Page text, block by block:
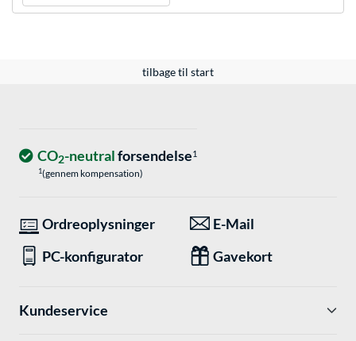
tilbage til start
CO2-neutralforsendelse1
1(gennem kompensation)
Ordreoplysninger
E-Mail
PC-konfigurator
Gavekort
Kundeservice